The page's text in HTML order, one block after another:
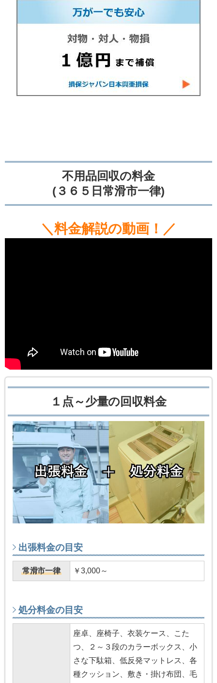
不用品回収の料金
(３６５日常滑市一律)
＼料金解説の動画！／
１点～少量の回収料金
出張料金の目安
常滑市一律 ￥3,000～
処分料金の目安
座卓、座椅子、衣装ケース、こた
つ、２～３段のカラーボックス、小
さな下駄箱、低反発マットレス、各
種クッション、敷き・掛け布団、毛